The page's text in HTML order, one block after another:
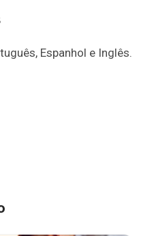
Espanhol e Inglês.